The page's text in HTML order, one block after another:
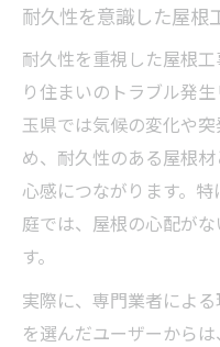
耐久性を意識した屋根
耐久性を重視した屋根
り住まいのトラブル発
玉県では気候の変化や
め、耐久性のある屋根
心感につながります。
庭では、屋根の心配が
す。
実際に、専門業者によ
を選んだユーザーから